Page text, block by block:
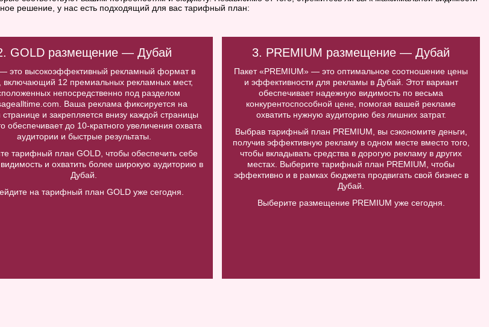
решение, у нас есть подходящий для вас тарифный план:
GOLD размещение — Дубай
это высокоэффективный рекламный формат в
включающий 12 премиальных рекламных мест,
непосредственно под разделом
Ваша реклама фиксируется на
странице и закрепляется внизу каждой страницы
обеспечивает до 10-кратного увеличения охвата
аудитории и быстрые результаты.
тарифный план GOLD, чтобы обеспечить себе
и охватить более широкую аудиторию в
Дубай.
на тарифный план GOLD уже сегодня.
3. PREMIUM размещение — Дубай
Пакет «PREMIUM» — это оптимальное соотношение цены
и эффективности для рекламы в Дубай. Этот вариант
обеспечивает надежную видимость по весьма
конкурентоспособной цене, помогая вашей рекламе
охватить нужную аудиторию без лишних затрат.
Выбрав тарифный план PREMIUM, вы сэкономите деньги,
получив эффективную рекламу в одном месте вместо того,
чтобы вкладывать средства в дорогую рекламу в других
местах. Выберите тарифный план PREMIUM, чтобы
эффективно и в рамках бюджета продвигать свой бизнес в
Дубай.
Выберите размещение PREMIUM уже сегодня.